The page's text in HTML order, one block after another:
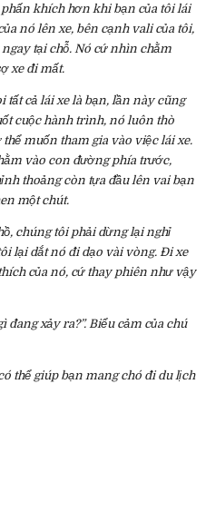
khích hơn khi bạn của tôi lái
nó lên xe, bên cạnh vali của tôi,
tại chỗ. Nó cứ nhìn chằm
xe đi mất.
tất cả lái xe là bạn, lần này cũng
cuộc hành trình, nó luôn thò
muốn tham gia vào việc lái xe.
vào con đường phía trước,
thoảng còn tựa đầu lên vai bạn
một chút.
chúng tôi phải dừng lại nghỉ
lại dắt nó đi dạo vài vòng. Đi xe
của nó, cứ thay phiên như vậy
đang xảy ra?”. Biểu cảm của chú
thể giúp bạn mang chó đi du lịch